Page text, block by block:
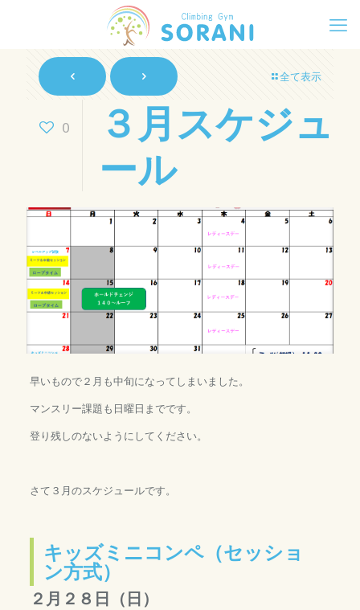
全て表示
0
３月スケジュ
ール
早いもので２月も中旬になってしまいました。
マンスリー課題も日曜日までです。
登り残しのないようにしてください。
さて３月のスケジュールです。
キッズミニコンペ（セッショ
ン方式）
２ 月２８日（日）